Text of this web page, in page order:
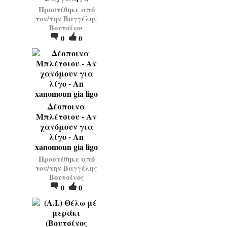
Προστέθηκε από
τον/τηνΒαγγέλης
Βουτσίνος
0
0
Δέσποινα
Μπλέτσιου - Αν
χανόμουν για
λίγο - An
xanomoun gia ligo
Προστέθηκε από
τον/τηνΒαγγέλης
Βουτσίνος
0
0